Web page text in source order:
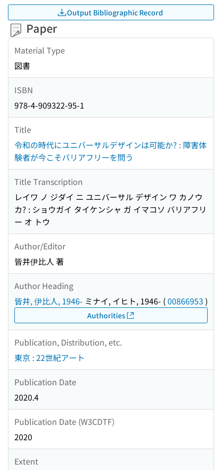
Output Bibliographic Record
Paper
Material Type
図書
ISBN
978-4-909322-95-1
Title
令和の時代にユニバーサルデザインは可能か? : 障害体
験者が今こそバリアフリーを問う
Title Transcription
レイワ ノ ジダイ ニ ユニバーサル デザイン ワ カノウ
カ? : ショウガイ タイケンシャ ガ イマコソ バリアフリ
ー オ トウ
Author/Editor
皆井伊比人 著
Author Heading
皆井, 伊比人, 1946- ミナイ, イヒト, 1946- (00866953 )
Authorities
Publication, Distribution, etc.
東京 : 22世紀アート
Publication Date
2020.4
Publication Date (W3CDTF)
2020
Extent